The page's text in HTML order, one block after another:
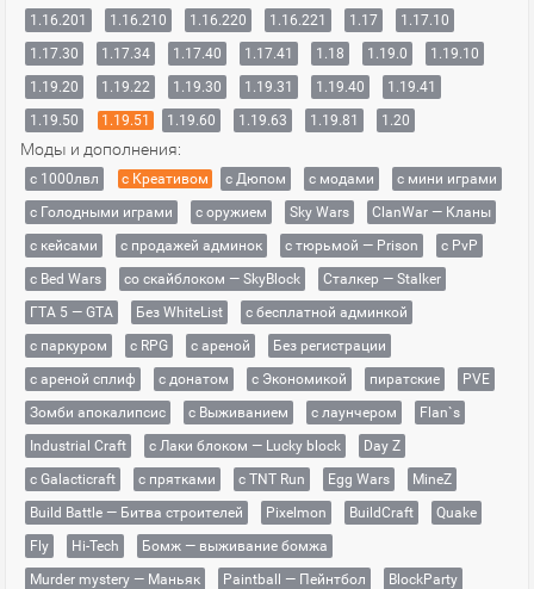
1.16.201
1.16.210 1.16.220 1.16.221 1.17
1.17.10
1.17.30
1.17.34 1.17.40 1.17.41 1.18 1.19.0
1.19.10
1.19.20
1.19.22 1.19.30 1.19.31 1.19.40
1.19.41
1.19.50
1.19.51 1.19.60 1.19.63 1.19.81 1.20
Моды и дополнения:
с 1000лвл c Креативом с Дюпом с модами
с мини играми
с Голодными играми
с оружием Sky Wars
ClanWar — Кланы
с кейсами
с продажей админок с тюрьмой — Prison
с PvP
с Bed Wars
со скайблоком — SkyBlock
Сталкер — Stalker
ГТА 5 — GTA
Без WhiteList
с бесплатной админкой
с паркуром
с RPG с ареной
Без регистрации
с ареной сплиф
с донатом с Экономикой пиратские
PVE
Зомби апокалипсис
с Выживанием с лаунчером
Flan`s
Industrial Craft
с Лаки блоком — Lucky block
Day Z
с Galacticraft
с прятками с TNT Run Egg Wars
MineZ
Build Battle — Битва строителей
Pixelmon BuildCraft
Quake
Fly
Hi-Tech
Бомж — выживание бомжа
Murder mystery — Маньяк
Paintball — Пейнтбол
BlockParty